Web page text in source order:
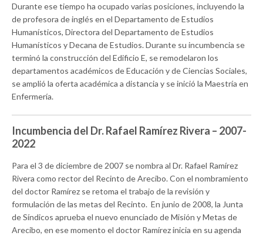
Durante ese tiempo ha ocupado varias posiciones, incluyendo la
de profesora de inglés en el Departamento de Estudios
Humanísticos, Directora del Departamento de Estudios
Humanísticos y Decana de Estudios. Durante su incumbencia se
terminó la construcción del Edificio E, se remodelaron los
departamentos académicos de Educación y de Ciencias Sociales,
se amplió la oferta académica a distancia y se inició la Maestría en
Enfermería.
Incumbencia del Dr. Rafael Ramírez Rivera – 2007-
2022
Para el 3 de diciembre de 2007 se nombra al Dr. Rafael Ramírez
Rivera como rector del Recinto de Arecibo. Con el nombramiento
del doctor Ramírez se retoma el trabajo de la revisión y
formulación de las metas del Recinto. En junio de 2008, la Junta
de Síndicos aprueba el nuevo enunciado de Misión y Metas de
Arecibo, en ese momento el doctor Ramírez inicia en su agenda